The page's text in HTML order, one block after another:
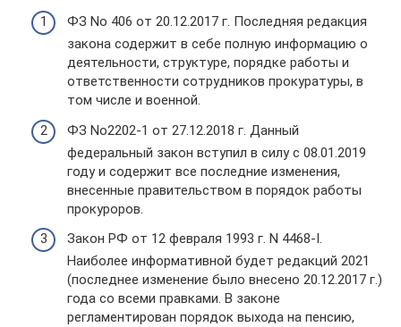
ФЗ No 406 от 20.12.2017 г. Последняя редакция
закона содержит в себе полную информацию о
деятельности, структуре, порядке работы и
ответственности сотрудников прокуратуры, в
том числе и военной.
ФЗ No2202-1 от 27.12.2018 г. Данный
федеральный закон вступил в силу с 08.01.2019
году и содержит все последние изменения,
внесенные правительством в порядок работы
прокуроров.
Закон РФ от 12 февраля 1993 г. N 4468-I.
Наиболее информативной будет редакций 2021
(последнее изменение было внесено 20.12.2017 г.)
года со всеми правками. В законе
регламентирован порядок выхода на пенсию,